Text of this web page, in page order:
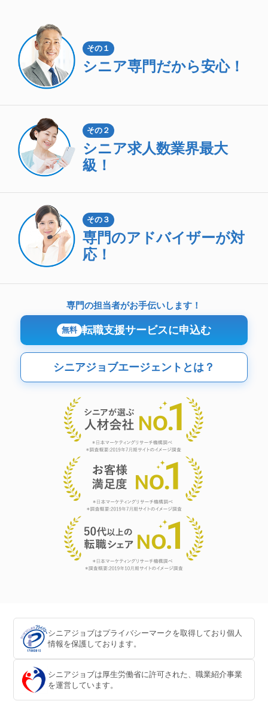
その１
シニア専門だから安心！
その２
シニア求人数業界最大
級！
その３
専門のアドバイザーが対
応！
専門の担当者がお手伝いします！
無料 転職支援サービスに申込む
シニアジョブエージェントとは？
シニアジョブはプライバシーマークを取得しており個人
情報を保護しております。
シニアジョブは厚生労働省に許可された、職業紹介事業
を運営しています。